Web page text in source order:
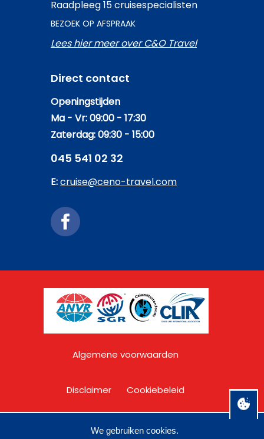
Raadpleeg 15 cruisespecialisten
BEZOEK OP AFSPRAAK
Lees hier meer over C&O Travel
Direct contact
Openingstijden
Ma - Vr: 09:00 - 17:30
Zaterdag: 09:30 - 15:00
045 541 02 32
E:cruise@ceno-travel.com
Algemene voorwaarden
Disclaimer Cookiebeleid
Privacy Over C&O Travel
We gebruiken cookies.